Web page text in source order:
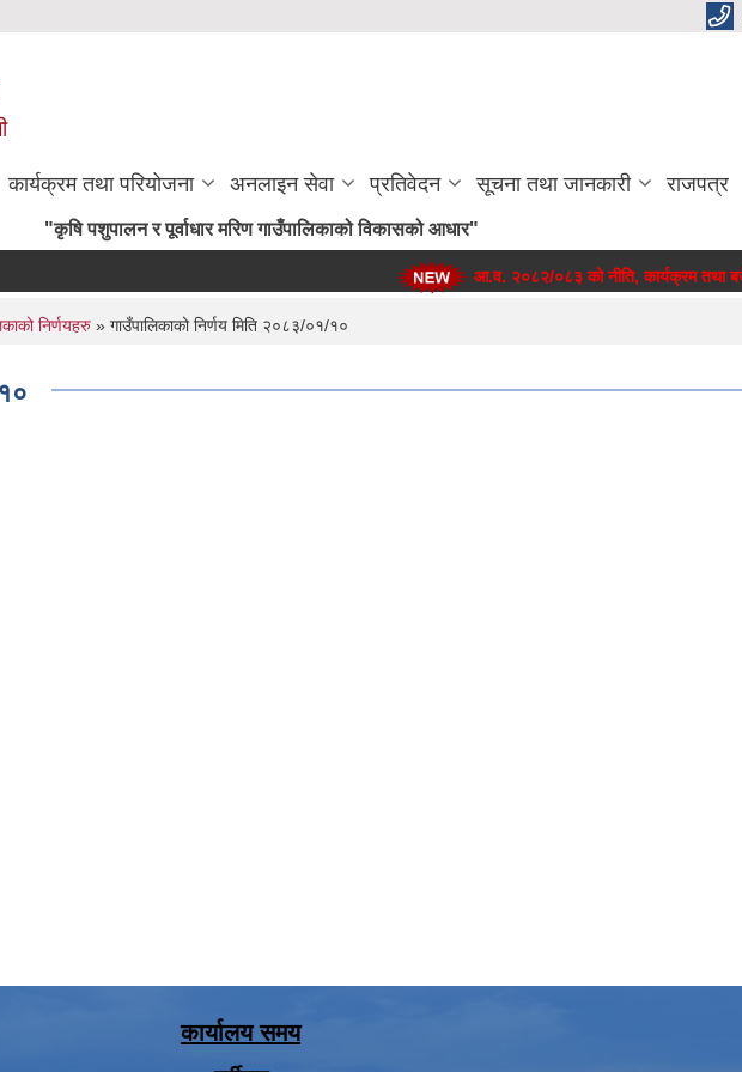
कार्यक्रम तथा परियोजना अनलाइन सेवा प्रतिवेदन सूचना तथा जानकारी राजपत्र
"कृषि पशुपालन र पूर्वाधार मरिण गाउँपालिकाको विकासको आधार"
आ.व. २०८२/०८३ को नीति, कार्यक्रम तथा बजेट
निर्णयहरु » गाउँपालिकाको निर्णय मिति २०८३/०१/१०
कार्यालय समय